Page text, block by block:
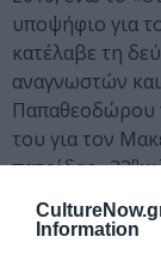
Information
υποψήφιο για
κατέλαβε τη
αναγνωστών
Παπαθεοδώρου
του για τον
πατρίδας» 33η
πατρίδας» και
ηχιλιάδα)